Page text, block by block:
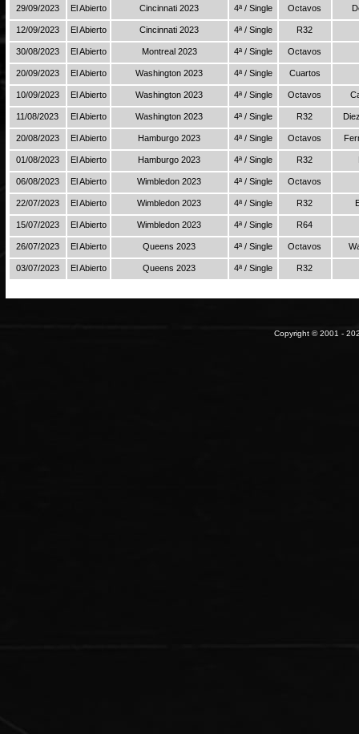
29/09/2023 El Abierto Cincinnati 2023 4ª / Single Octavos
12/09/2023 El Abierto Cincinnati 2023 4ª / Single R32
30/08/2023 El Abierto Montreal 2023 4ª / Single Octavos
20/09/2023 El Abierto Washington 2023 4ª / Single Cuartos
10/09/2023 El Abierto Washington 2023 4ª / Single Octavos
11/08/2023 El Abierto Washington 2023 4ª / Single R32
20/08/2023 El Abierto Hamburgo 2023 4ª / Single Octavos
01/08/2023 El Abierto Hamburgo 2023 4ª / Single R32
06/08/2023 El Abierto Wimbledon 2023 4ª / Single Octavos
22/07/2023 El Abierto Wimbledon 2023 4ª / Single R32
15/07/2023 El Abierto Wimbledon 2023 4ª / Single R64
26/07/2023 El Abierto Queens 2023 4ª / Single Octavos
03/07/2023 El Abierto Queens 2023 4ª / Single R32
Copyright © 2001 -